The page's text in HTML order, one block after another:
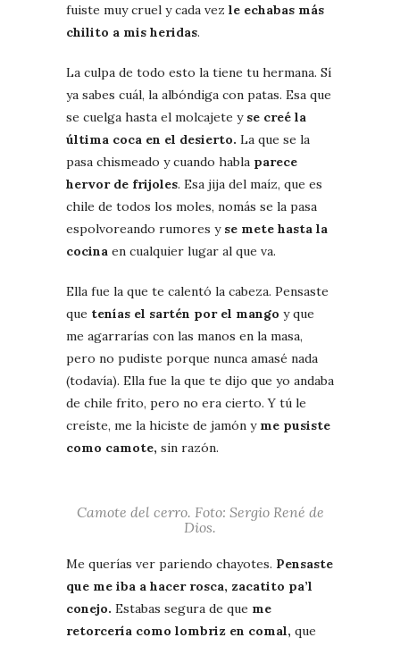
fuiste muy cruel y cada vez le echabas más
chilito a mis heridas.
La culpa de todo esto la tiene tu hermana. Sí
ya sabes cuál, la albóndiga con patas. Esa que
se cuelga hasta el molcajete y se creé la
última coca en el desierto. La que se la
pasa chismeado y cuando habla parece
hervor de frijoles. Esa jija del maíz, que es
chile de todos los moles, nomás se la pasa
espolvoreando rumores y se mete hasta la
cocina en cualquier lugar al que va.
Ella fue la que te calentó la cabeza. Pensaste
que tenías el sartén por el mango y que
me agarrarías con las manos en la masa,
pero no pudiste porque nunca amasé nada
(todavía). Ella fue la que te dijo que yo andaba
de chile frito, pero no era cierto. Y tú le
creíste, me la hiciste de jamón y me pusiste
como camote, sin razón.
Camote del cerro. Foto: Sergio René de
Dios.
Me querías ver pariendo chayotes. Pensaste
que me iba a hacer rosca, zacatito pa’l
conejo. Estabas segura de que me
retorcería como lombriz en comal, que